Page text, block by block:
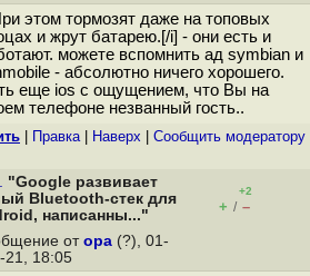
этом тормозят даже на топовых
и жрут батарею.[/i] - они есть и
можете вспомнить ад symbian и
- абсолютно ничего хорошего.
еще ios с ощущением, что Вы на
телефоне незванный гость..
Правка| Наверх Cообщить модератору
"Google развивает
Bluetooth-стек для
написанны..."
+2
+ / –
от opa (?), 01-
21, 18:05